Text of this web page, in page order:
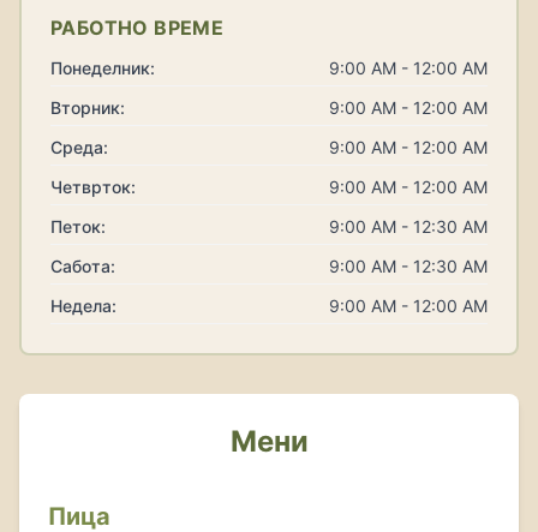
РАБОТНО ВРЕМЕ
Понеделник:
9:00 AM - 12:00 AM
Вторник:
9:00 AM - 12:00 AM
Среда:
9:00 AM - 12:00 AM
Четврток:
9:00 AM - 12:00 AM
Петок:
9:00 AM - 12:30 AM
Сабота:
9:00 AM - 12:30 AM
Недела:
9:00 AM - 12:00 AM
Мени
Пица